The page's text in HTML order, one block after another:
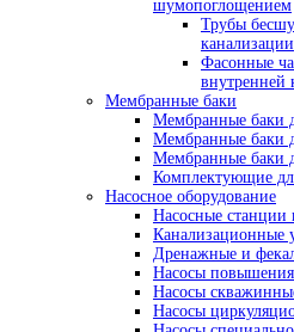
шумопоглощением
Трубы
канализации
Фасонные
внутренней
Мембранные баки
Мембранные баки
Мембранные баки
Мембранные баки
Комплектующие
Насосное оборудование
Насосные станции
Канализационные
Дренажные и
Насосы повышения
Насосы
Насосы